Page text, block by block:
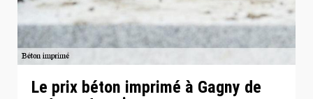
Le prix béton imprimé à Gagny de